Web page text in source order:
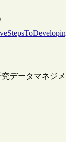
データマネジ